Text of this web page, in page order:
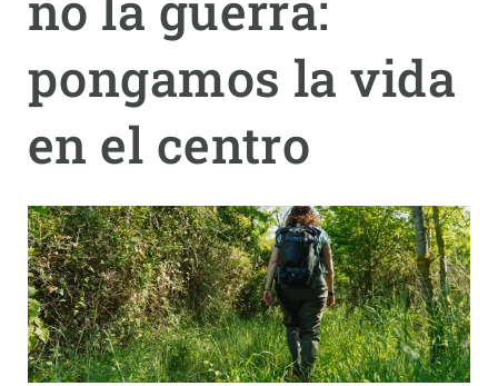
pongamos la vida
en el centro
menu
INVESTIGACIÓN
CIENCIA EN ACCIÓN
NOTICIAS Y AGENDA